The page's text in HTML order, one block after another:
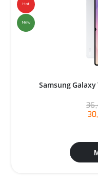
Hot
New
Samsung Galaxy